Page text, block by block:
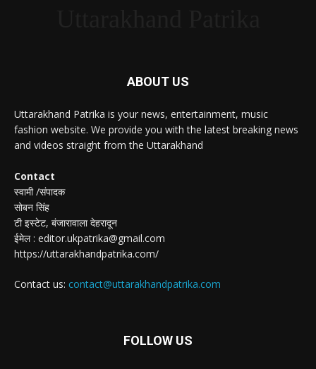
ABOUT US
Uttarakhand Patrika is your news, entertainment, music
fashion website. We provide you with the latest breaking news
and videos straight from the Uttarakhand
Contact
स्वामी /संपादक
सोबन सिंह
टी इस्टेट, बंजारावाला देहरादून
ईमेल : editor.ukpatrika@gmail.com
https://uttarakhandpatrika.com/
Contact us: contact@uttarakhandpatrika.com
FOLLOW US